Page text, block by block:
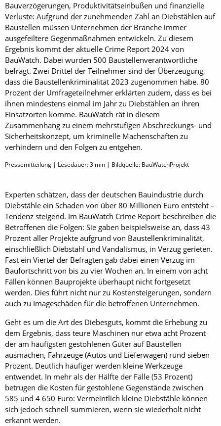
Bauverzögerungen, Produktivitätseinbußen und finanzielle
Verluste: Aufgrund der zunehmenden Zahl an Diebstählen auf
Baustellen müssen Unternehmen der Branche immer
ausgefeiltere Gegenmaßnahmen entwickeln. Zu diesem
Ergebnis kommt der aktuelle Crime Report 2024 von
BauWatch. Dabei wurden 500 Baustellenverantwortliche
befragt. Zwei Drittel der Teilnehmer sind der Überzeugung,
dass die Baustellenkriminalität 2023 zugenommen habe. 80
Prozent der Umfrageteilnehmer erklärten zudem, dass es bei
ihnen mindestens einmal im Jahr zu Diebstählen an ihren
Einsatzorten komme. BauWatch rät in diesem
Zusammenhang zu einem mehrstufigen Abschreckungs- und
Sicherheitskonzept, um kriminelle Machenschaften zu
verhindern und den Folgen zu entgehen.
Pressemitteilung | Lesedauer:3 min | Bildquelle: BauWatchProjekt
Experten schätzen, dass der deutschen Bauindustrie durch
Diebstähle ein Schaden von über 80 Millionen Euro entsteht –
Tendenz steigend. Im BauWatch Crime Report beschreiben die
Betroffenen die Folgen: Sie gaben beispielsweise an, dass 43
Prozent aller Projekte aufgrund von Baustellenkriminalität,
einschließlich Diebstahl und Vandalismus, in Verzug gerieten.
Fast ein Viertel der Befragten gab dabei einen Verzug im
Baufortschritt von bis zu vier Wochen an. In einem von acht
Fällen können Bauprojekte überhaupt nicht fortgesetzt
werden. Dies führt nicht nur zu Kostensteigerungen, sondern
auch zu Imageschäden für die betroffenen Unternehmen.
Geht es um die Art des Diebesguts, kommt die Erhebung zu
dem Ergebnis, dass teure Maschinen nur etwa acht Prozent
der am häufigsten gestohlenen Güter auf Baustellen
ausmachen, Fahrzeuge (Autos und Lieferwagen) rund sieben
Prozent. Deutlich häufiger werden kleine Werkzeuge
entwendet. In mehr als der Hälfte der Fälle (53 Prozent)
betrugen die Kosten für gestohlene Gegenstände zwischen
585 und 4 650 Euro: Vermeintlich kleine Diebstähle können
sich jedoch schnell summieren, wenn sie wiederholt nicht
erkannt werden.